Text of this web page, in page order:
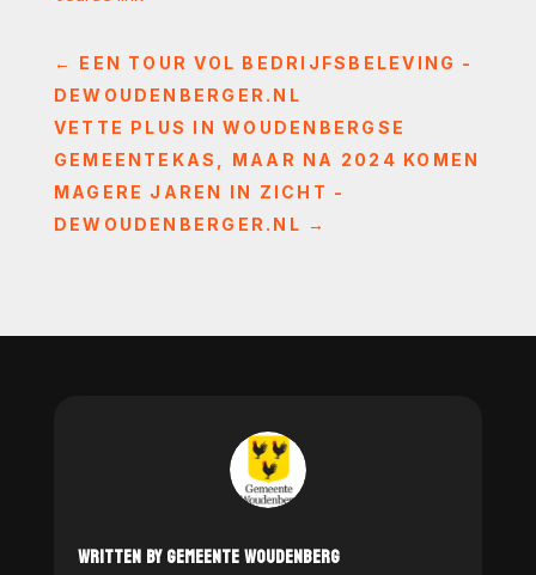
← EEN TOUR VOL BEDRIJFSBELEVING -
DEWOUDENBERGER.NL
VETTE PLUS IN WOUDENBERGSE
GEMEENTEKAS, MAAR NA 2024 KOMEN
MAGERE JAREN IN ZICHT -
DEWOUDENBERGER.NL →
WRITTEN BY GEMEENTE WOUDENBERG